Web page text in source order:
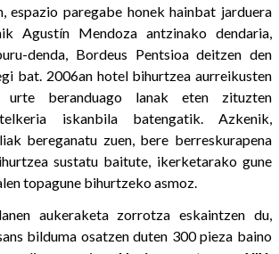
espazio paregabe honek hainbat jarduera
Agustín Mendoza antzinako dendaria,
denda, Bordeus Pentsioa deitzen den
bat. 2006an hotel bihurtzea aurreikusten
beranduago lanak eten zituzten
iskanbila batengatik. Azkenik,
bereganatu zuen, bere berreskurapena
sustatu baitute, ikerketarako gune
topagune bihurtzeko asmoz.
aukeraketa zorrotza eskaintzen du,
bilduma osatzen duten 300 pieza baino